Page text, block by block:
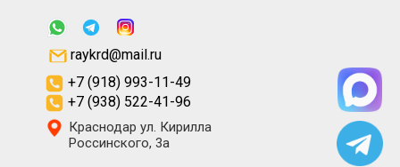
Краснодар ул. Кирилла
Россинского, 3а
+7 (918) 993-11-49
+7 (938) 522-41-96
raykrd@mail.ru